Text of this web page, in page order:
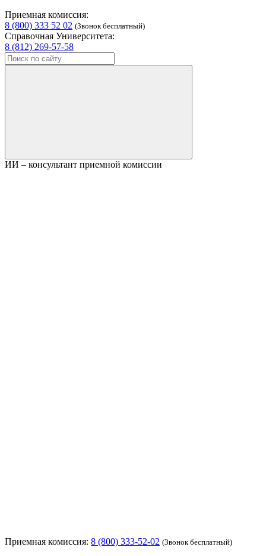
Приемная комиссия:
8 (800) 333 52 02 (Звонок бесплатный)
Справочная Университета:
8 (812) 269-57-58
ИИ – консультант приемной комиссии
Приемная комиссия: 8 (800) 333-52-02 (Звонок бесплатный)